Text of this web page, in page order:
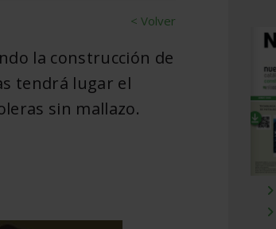
< Volver
la construcción de
tendrá lugar el
sin mallazo.